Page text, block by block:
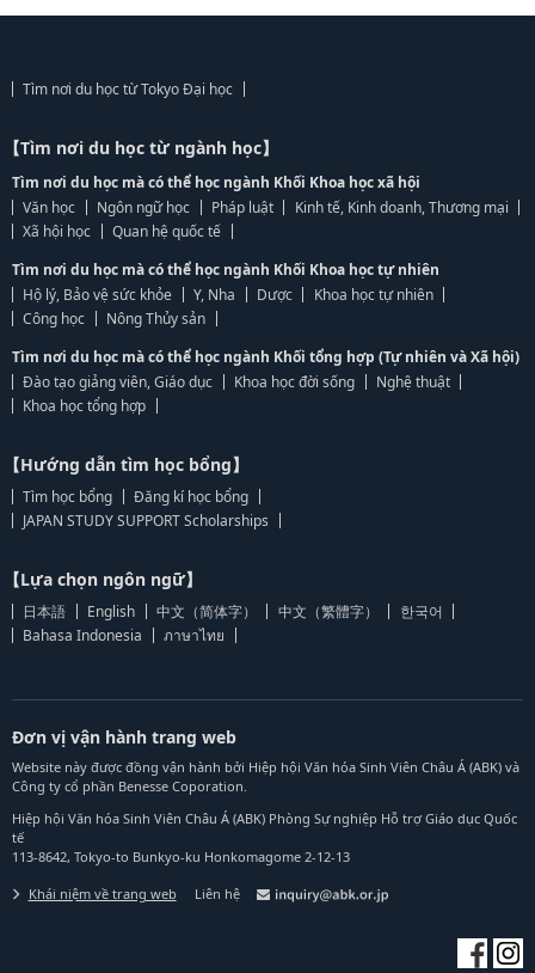
Tìm nơi du học từ Tokyo Đại học
【Tìm nơi du học từ ngành học】
Tìm nơi du học mà có thể học ngành Khối Khoa học xã hội
Văn học
Ngôn ngữ học Pháp luật
Kinh tế, Kinh doanh, Thương mại
Xã hội học
Quan hệ quốc tế
Tìm nơi du học mà có thể học ngành Khối Khoa học tự nhiên
Hộ lý, Bảo vệ sức khỏe
Y, Nha Dược
Khoa học tự nhiên
Công học
Nông Thủy sản
Tìm nơi du học mà có thể học ngành Khối tổng hợp (Tự nhiên và Xã hội)
Đào tạo giảng viên, Giáo dục
Khoa học đời sống
Nghệ thuật
Khoa học tổng hợp
【Hướng dẫn tìm học bổng】
Tìm học bổng
Đăng kí học bổng
JAPAN STUDY SUPPORT Scholarships
【Lựa chọn ngôn ngữ】
日本語 English 中文（简体字） 中文（繁體字）
한국어
Bahasa Indonesia
ภาษาไทย
Đơn vị vận hành trang web
Website này được đồng vận hành bởi Hiệp hội Văn hóa Sinh Viên Châu Á (ABK) và
Công ty cổ phần Benesse Coporation.
Hiệp hội Văn hóa Sinh Viên Châu Á (ABK) Phòng Sự nghiệp Hỗ trợ Giáo dục Quốc
tế
113-8642, Tokyo-to Bunkyo-ku Honkomagome 2-12-13
Khái niệm về trang web Liên hệ